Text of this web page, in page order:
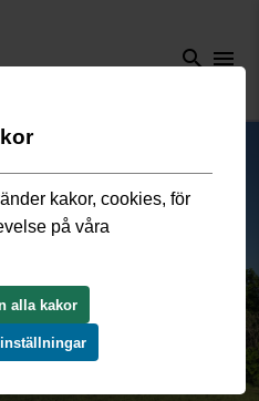
search menu
kakor, cookies, för
på våra
alla kakor